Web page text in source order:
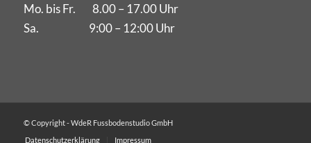
Mo. bis Fr. 8.00 – 17.00 Uhr
Sa. 9:00 – 12:00 Uhr
© Copyright - WdeR Fussbodenstudio GmbH
Datenschutzerklärung
Impressum